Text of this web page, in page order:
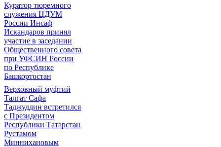
Куратор тюремного
служения ЦДУМ
России Инсаф
Искандаров принял
участие в заседании
Общественного совета
при УФСИН России
по Республике
Башкортостан
Верховный муфтий
Талгат Сафа
Таджуддин встретился
с Президентом
Республики Татарстан
Рустамом
Миннихановым